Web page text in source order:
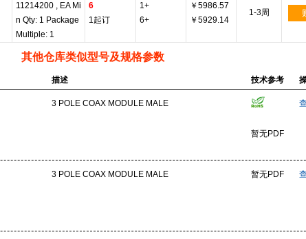
11214200 , EA Mi
n Qty: 1 Package
Multiple: 1
6
1起订
1+
6+
￥5986.57
￥5929.14
1-3周
其他仓库类似型号及规格参数
描述 技术参考
3 POLE COAX MODULE MALE
暂无PDF
3 POLE COAX MODULE MALE 暂无PDF